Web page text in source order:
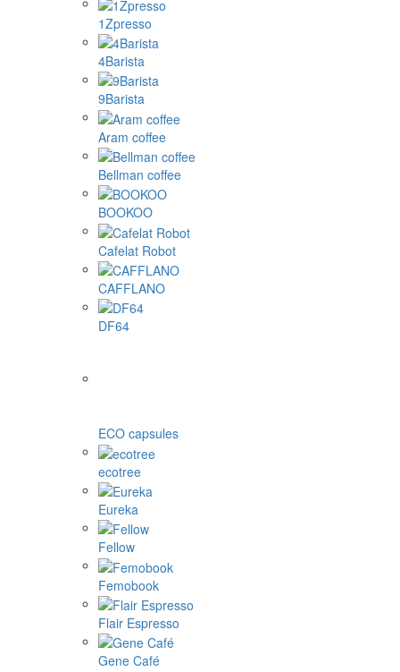
1Zpresso
4Barista
9Barista
Aram coffee
Bellman coffee
BOOKOO
Cafelat Robot
CAFFLANO
DF64
ECO capsules
ecotree
Eureka
Fellow
Femobook
Flair Espresso
Gene Café